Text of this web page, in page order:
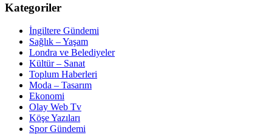
Kategoriler
İngiltere Gündemi
Sağlık – Yaşam
Londra ve Belediyeler
Kültür – Sanat
Toplum Haberleri
Moda – Tasarım
Ekonomi
Olay Web Tv
Köşe Yazıları
Spor Gündemi